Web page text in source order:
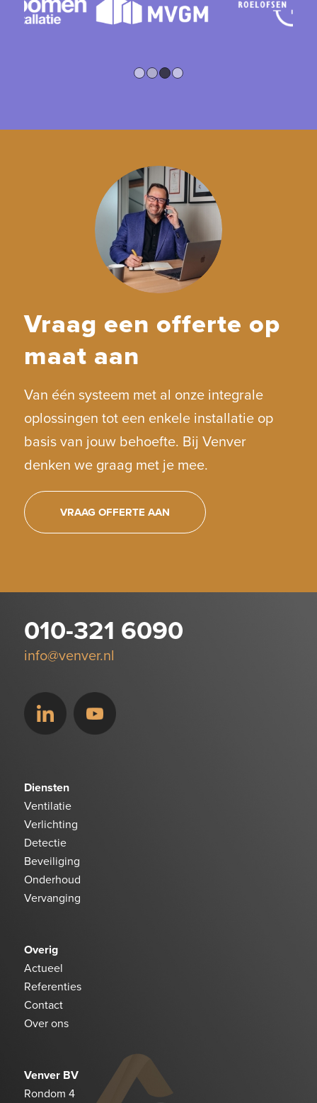
Vraag een offerte op
maat aan
Van één systeem met al onze integrale
oplossingen tot een enkele installatie op
basis van jouw behoefte. Bij Venver
denken we graag met je mee.
VRAAG OFFERTE AAN
010-321 6090
info@venver.nl
Diensten
Ventilatie
Verlichting
Detectie
Beveiliging
Onderhoud
Vervanging
Overig
Actueel
Referenties
Contact
Over ons
Venver BV
Rondom 4